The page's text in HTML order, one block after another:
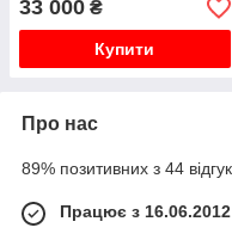
33 000 ₴
Купити
Про нас
89% позитивних з 44
Працює з 16.06.2012